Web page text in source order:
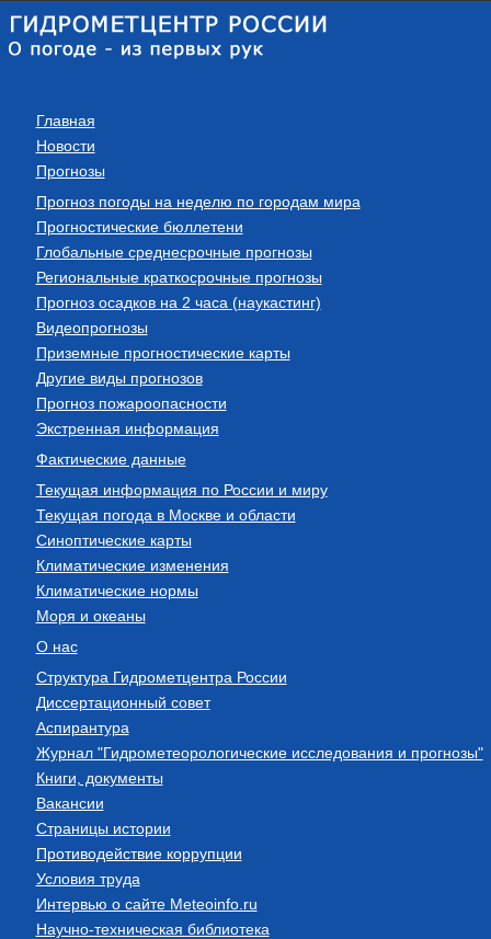
Главная
Новости
Прогнозы
Прогноз погоды на неделю по городам мира
Прогностические бюллетени
Глобальные среднесрочные прогнозы
Региональные краткосрочные прогнозы
Прогноз осадков на 2 часа (наукастинг)
Видеопрогнозы
Приземные прогностические карты
Другие виды прогнозов
Прогноз пожароопасности
Экстренная информация
Фактические данные
Текущая информация по России и миру
Текущая погода в Москве и области
Синоптические карты
Климатические изменения
Климатические нормы
Моря и океаны
О нас
Структура Гидрометцентра России
Диссертационный совет
Аспирантура
Журнал "Гидрометеорологические исследования и прогнозы"
Книги, документы
Вакансии
Страницы истории
Противодействие коррупции
Условия труда
Интервью о сайте Meteoinfo.ru
Научно-техническая библиотека